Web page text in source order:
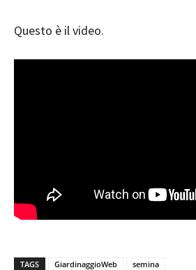
Questo è il video.
TAGS GiardinaggioWeb semina